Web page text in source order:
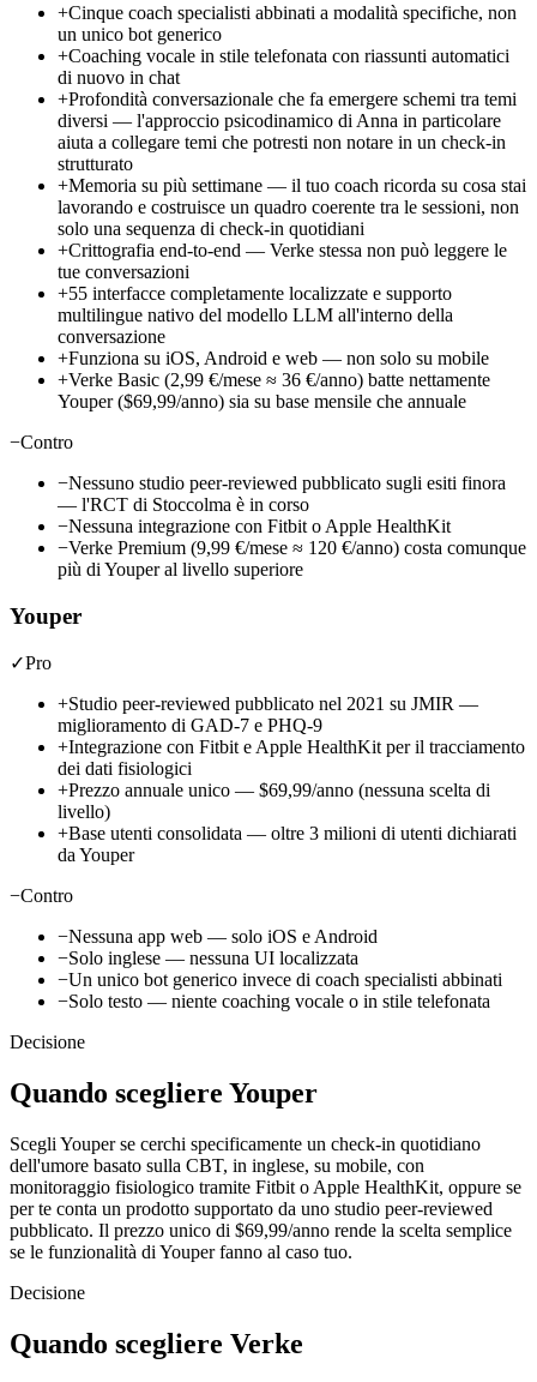
+Cinque coach specialisti abbinati a modalità specifiche, non
un unico bot generico
+Coaching vocale in stile telefonata con riassunti automatici
di nuovo in chat
+Profondità conversazionale che fa emergere schemi tra temi
diversi — l'approccio psicodinamico di Anna in particolare
aiuta a collegare temi che potresti non notare in un check-in
strutturato
+Memoria su più settimane — il tuo coach ricorda su cosa stai
lavorando e costruisce un quadro coerente tra le sessioni, non
solo una sequenza di check-in quotidiani
+Crittografia end-to-end — Verke stessa non può leggere le
tue conversazioni
+55 interfacce completamente localizzate e supporto
multilingue nativo del modello LLM all'interno della
conversazione
+Funziona su iOS, Android e web — non solo su mobile
+Verke Basic (2,99 €/mese ≈ 36 €/anno) batte nettamente
Youper ($69,99/anno) sia su base mensile che annuale
−Contro
−Nessuno studio peer-reviewed pubblicato sugli esiti finora
— l'RCT di Stoccolma è in corso
−Nessuna integrazione con Fitbit o Apple HealthKit
−Verke Premium (9,99 €/mese ≈ 120 €/anno) costa comunque
più di Youper al livello superiore
Youper
✓Pro
+Studio peer-reviewed pubblicato nel 2021 su JMIR —
miglioramento di GAD-7 e PHQ-9
+Integrazione con Fitbit e Apple HealthKit per il tracciamento
dei dati fisiologici
+Prezzo annuale unico — $69,99/anno (nessuna scelta di
livello)
+Base utenti consolidata — oltre 3 milioni di utenti dichiarati
da Youper
−Contro
−Nessuna app web — solo iOS e Android
−Solo inglese — nessuna UI localizzata
−Un unico bot generico invece di coach specialisti abbinati
−Solo testo — niente coaching vocale o in stile telefonata
Decisione
Quando scegliere Youper
Scegli Youper se cerchi specificamente un check-in quotidiano
dell'umore basato sulla CBT, in inglese, su mobile, con
monitoraggio fisiologico tramite Fitbit o Apple HealthKit, oppure se
per te conta un prodotto supportato da uno studio peer-reviewed
pubblicato. Il prezzo unico di $69,99/anno rende la scelta semplice
se le funzionalità di Youper fanno al caso tuo.
Decisione
Quando scegliere Verke